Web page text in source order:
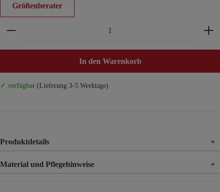
Größenberater
Produkt Anzahl: Gib den gewünschten Wert ein
In den Warenkorb
✓ verfügbar (Lieferung 3-5 Werktage)
Produktdetails +
Material und Pflegehinweise +